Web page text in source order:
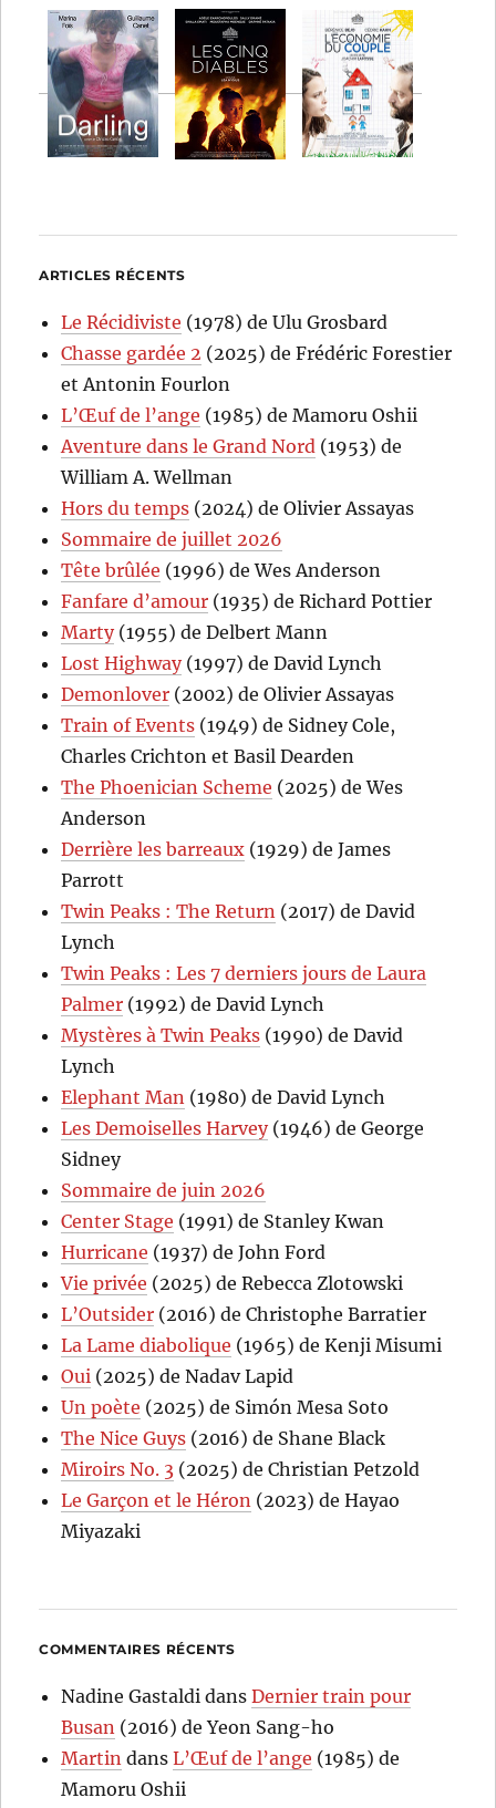
ARTICLES RÉCENTS
Le Récidiviste (1978) de Ulu Grosbard
Chasse gardée 2 (2025) de Frédéric Forestier
et Antonin Fourlon
L’Œuf de l’ange (1985) de Mamoru Oshii
Aventure dans le Grand Nord (1953) de
William A. Wellman
Hors du temps (2024) de Olivier Assayas
Sommaire de juillet 2026
Tête brûlée (1996) de Wes Anderson
Fanfare d’amour (1935) de Richard Pottier
Marty(1955) de Delbert Mann
Lost Highway(1997) de David Lynch
Demonlover (2002) de Olivier Assayas
Train of Events (1949) de Sidney Cole,
Charles Crichton et Basil Dearden
The Phoenician Scheme (2025) de Wes
Anderson
Derrière les barreaux (1929) de James
Parrott
Twin Peaks : The Return (2017) de David
Lynch
Twin Peaks : Les 7 derniers jours de Laura
Palmer (1992) de David Lynch
Mystères à Twin Peaks (1990) de David
Lynch
Elephant Man (1980) de David Lynch
Les Demoiselles Harvey(1946) de George
Sidney
Sommaire de juin 2026
Center Stage (1991) de Stanley Kwan
Hurricane (1937) de John Ford
Vie privée (2025) de Rebecca Zlotowski
L’Outsider (2016) de Christophe Barratier
La Lame diabolique (1965) de Kenji Misumi
Oui (2025) de Nadav Lapid
Un poète (2025) de Simón Mesa Soto
The Nice Guys (2016) de Shane Black
Miroirs No. 3 (2025) de Christian Petzold
Le Garçon et le Héron (2023) de Hayao
Miyazaki
COMMENTAIRES RÉCENTS
Nadine Gastaldi dansDernier train pour
Busan (2016) de Yeon Sang-ho
Martin dansL’Œuf de l’ange (1985) de
Mamoru Oshii